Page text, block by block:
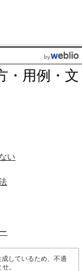
・用例・文
い
しているため、不適
。